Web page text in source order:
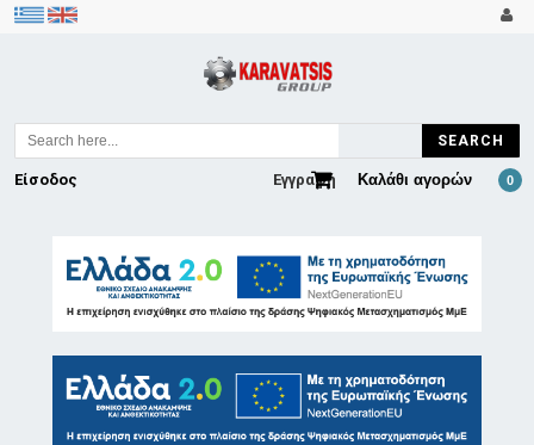
SEARCH
Καλάθι αγορών 0
Εγγραφή
Είσοδος